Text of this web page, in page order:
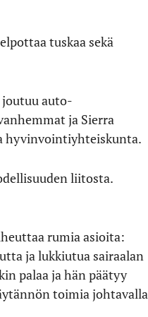
tuskaa sekä
auto-
ja Sierra
hyvinvointiyhteiskunta.
liitosta.
rumia asioita:
ja lukkiutua sairaalan
palaa ja hän päätyy
toimia johtavalla